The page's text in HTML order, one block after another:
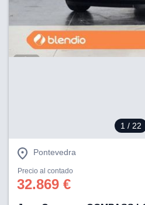
1 / 22
Pontevedra
Precio al contado
32.869 €